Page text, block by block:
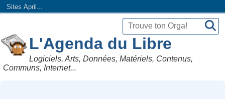
Sites April...
L'Agenda du Libre
Logiciels, Arts, Données, Matériels, Contenus,
Communs, Internet...